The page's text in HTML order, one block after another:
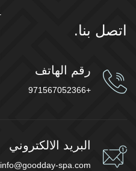
اتصل بنا.
رقم الهاتف
+971567052366
البريد الالكتروني
info@goodday-spa.com